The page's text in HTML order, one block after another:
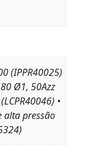
(IPPR40025)
Ø1, 50Azz
•
alta pressão